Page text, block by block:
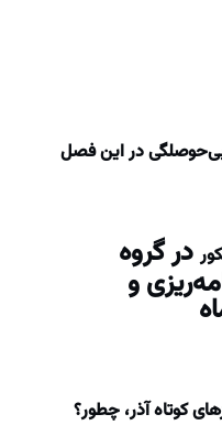
در این فصل
در گروه
و
کوتاه آذر، چطور؟